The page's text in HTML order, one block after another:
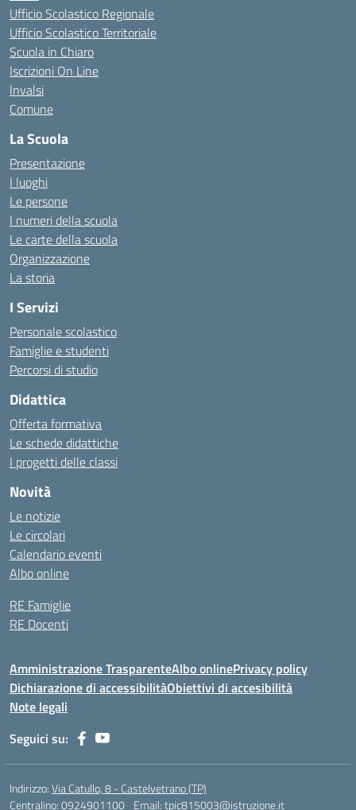
Ufficio Scolastico Regionale
Ufficio Scolastico Territoriale
Scuola in Chiaro
Iscrizioni On Line
Invalsi
Comune
La Scuola
Presentazione
I luoghi
Le persone
I numeri della scuola
Le carte della scuola
Organizzazione
La storia
I Servizi
Personale scolastico
Famiglie e studenti
Percorsi di studio
Didattica
Offerta formativa
Le schede didattiche
I progetti delle classi
Novità
Le notizie
Le circolari
Calendario eventi
Albo online
RE Famiglie
RE Docenti
Amministrazione TrasparenteAlbo onlinePrivacy policy
Dichiarazione di accessibilitàObiettivi di accesibilità
Note legali
Seguici su:
Indirizzo:Via Catullo, 8 - Castelvetrano (TP)
Centralino:0924901100 Email:tpic815003@istruzione.it